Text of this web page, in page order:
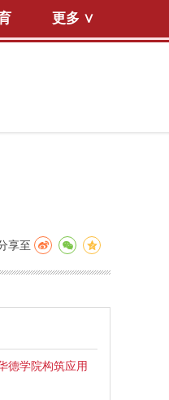
更多 ∨
享至
德学院构筑应用